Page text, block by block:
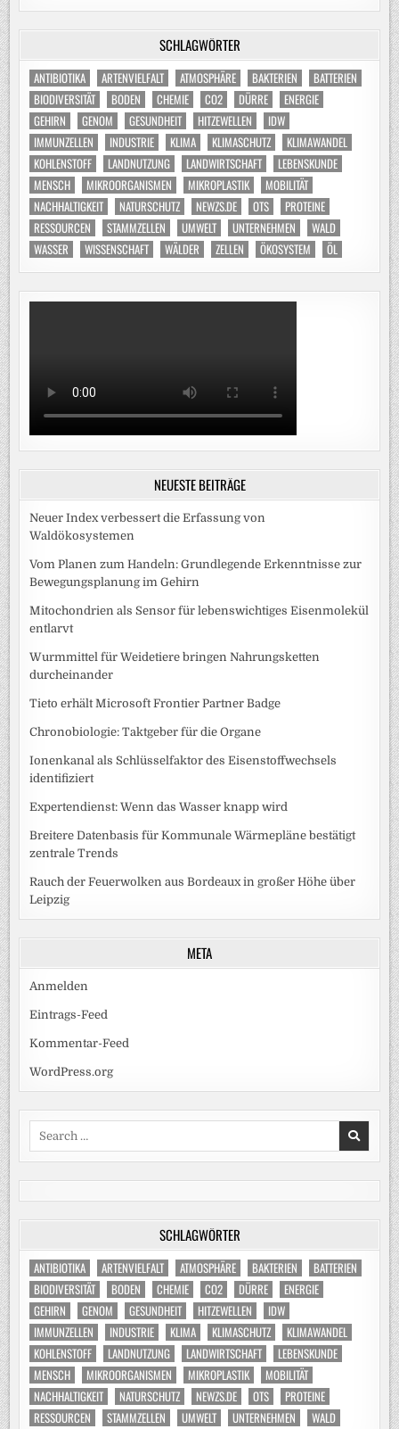
SCHLAGWÖRTER
ANTIBIOTIKA ARTENVIELFALT ATMOSPHÄRE BAKTERIEN
BATTERIEN
BIODIVERSITÄT
BODEN CHEMIE CO2 DÜRRE
ENERGIE
GEHIRN
GENOM GESUNDHEIT HITZEWELLEN
IDW
IMMUNZELLEN
INDUSTRIE KLIMA KLIMASCHUTZ
KLIMAWANDEL
KOHLENSTOFF
LANDNUTZUNG LANDWIRTSCHAFT
LEBENSKUNDE
MENSCH
MIKROORGANISMEN MIKROPLASTIK
MOBILITÄT
NACHHALTIGKEIT
NATURSCHUTZ NEWZS.DE OTS
PROTEINE
RESSOURCEN
STAMMZELLEN UMWELT UNTERNEHMEN
WALD
WASSER
WISSENSCHAFT WÄLDER ZELLEN ÖKOSYSTEM ÖL
NEUESTE BEITRÄGE
Neuer Index verbessert die Erfassung von
Waldökosystemen
Vom Planen zum Handeln: Grundlegende Erkenntnisse zur
Bewegungsplanung im Gehirn
Mitochondrien als Sensor für lebenswichtiges Eisenmolekül
entlarvt
Wurmmittel für Weidetiere bringen Nahrungsketten
durcheinander
Tieto erhält Microsoft Frontier Partner Badge
Chronobiologie: Taktgeber für die Organe
Ionenkanal als Schlüsselfaktor des Eisenstoffwechsels
identifiziert
Expertendienst: Wenn das Wasser knapp wird
Breitere Datenbasis für Kommunale Wärmepläne bestätigt
zentrale Trends
Rauch der Feuerwolken aus Bordeaux in großer Höhe über
Leipzig
META
Anmelden
Eintrags-Feed
Kommentar-Feed
WordPress.org
Search
SCHLAGWÖRTER
ANTIBIOTIKA ARTENVIELFALT ATMOSPHÄRE BAKTERIEN
BATTERIEN
BIODIVERSITÄT
BODEN CHEMIE CO2 DÜRRE
ENERGIE
GEHIRN
GENOM GESUNDHEIT HITZEWELLEN
IDW
IMMUNZELLEN
INDUSTRIE KLIMA KLIMASCHUTZ
KLIMAWANDEL
KOHLENSTOFF
LANDNUTZUNG LANDWIRTSCHAFT
LEBENSKUNDE
MENSCH
MIKROORGANISMEN MIKROPLASTIK
MOBILITÄT
NACHHALTIGKEIT
NATURSCHUTZ NEWZS.DE OTS
PROTEINE
RESSOURCEN
STAMMZELLEN UMWELT UNTERNEHMEN
WALD